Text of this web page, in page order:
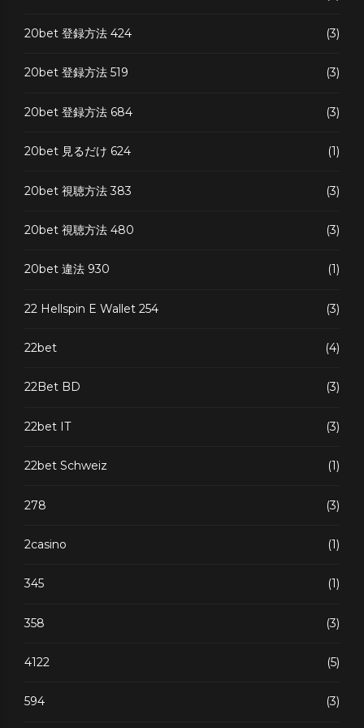
20bet 登録方法 424 (3)
20bet 登録方法 519 (3)
20bet 登録方法 684 (3)
20bet 見るだけ 624 (1)
20bet 視聴方法 383 (3)
20bet 視聴方法 480 (3)
20bet 違法 930 (1)
22 Hellspin E Wallet 254 (3)
22bet (4)
22Bet BD (3)
22bet IT (3)
22bet Schweiz (1)
278 (3)
2casino (1)
345 (1)
358 (3)
4122 (5)
594 (3)